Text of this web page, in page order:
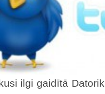
ilgi gaidītā